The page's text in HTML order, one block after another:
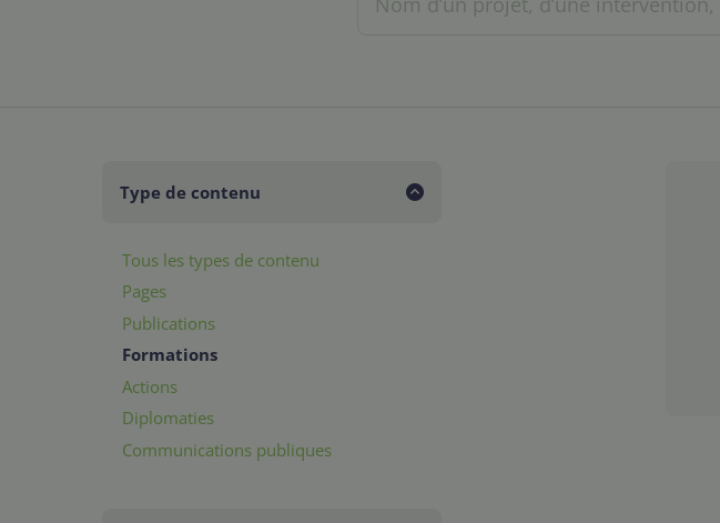
Type de contenu
Tous les types de contenu
Pages
Publications
Formations
Actions
Diplomaties
Communications publiques